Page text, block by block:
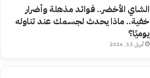
الشاي الأخضر.. فوائد مذهلة وأضرار
خفية.. ماذا يحدث لجسمك عند تناوله
يوميًا؟
أبريل 13, 2026